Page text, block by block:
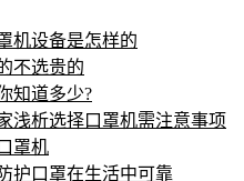
机设备是怎样的
不选贵的
知道多少?
浅析选择口罩机需注意事项
罩机
护口罩在生活中可靠